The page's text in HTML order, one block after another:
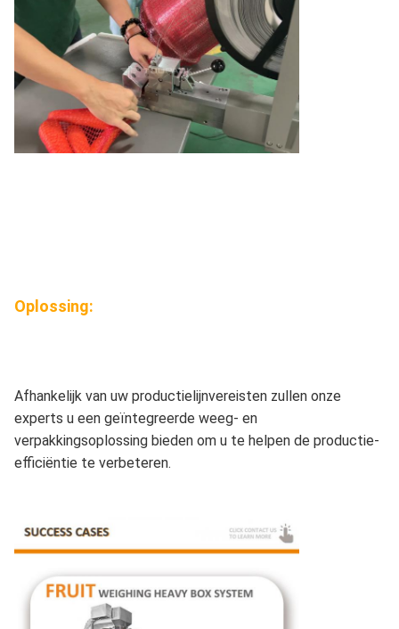
Oplossing:
Afhankelijk van uw productielijnvereisten zullen onze
experts u een geïntegreerde weeg- en
verpakkingsoplossing bieden om u te helpen de productie-
efficiëntie te verbeteren.